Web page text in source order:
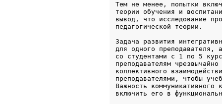
Тем не менее, попытки
теории обучения и
вывод, что исследование
педагогической теории.
Задача развития
для одного преподавателя,
со студентами с 1 по 5
преподавателям
коллективного
преподавателями, чтобы
Важность
включить его в